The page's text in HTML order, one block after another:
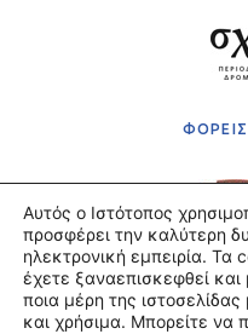
Αυτός ο Ιστότοπος
προσφέρει την καλύτερη
ηλεκτρονική εμπειρία.
έχετε ξαναεπισκεφθεί
ποια μέρη της
και χρήσιμα. Μπορείτε να